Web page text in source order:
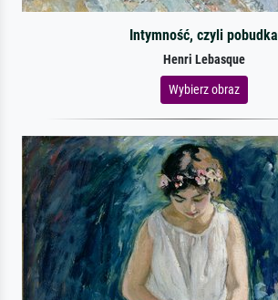
Intymność, czyli pobudka
Henri Lebasque
Wybierz obraz